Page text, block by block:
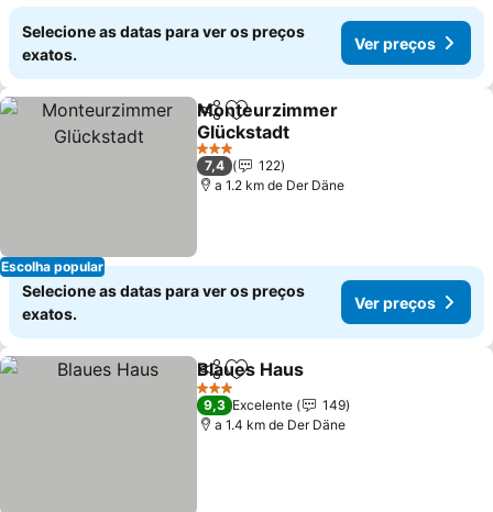
Selecione as datas para ver os preços
exatos.
Ver preços
Escolha popular
PartilharAdicionar aos favoritos
Monteurzimmer
Glückstadt
3 Estrelas
7,4
122
a 1.2 km de Der Däne
Selecione as datas para ver os preços
exatos.
Ver preços
PartilharAdicionar aos favoritos
Blaues Haus
3 Estrelas
9,3 Excelente
149
a 1.4 km de Der Däne